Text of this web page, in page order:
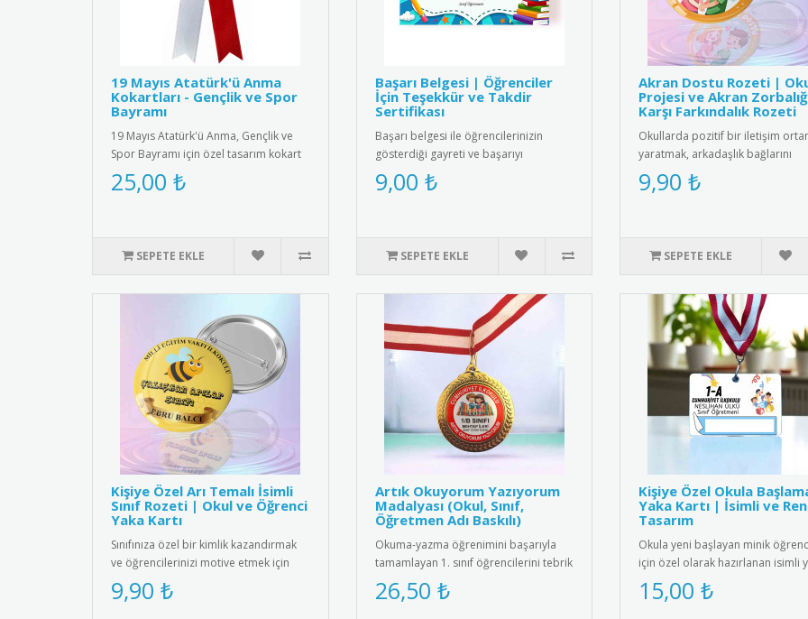
19 Mayıs Atatürk'ü Anma
Kokartları - Gençlik ve Spor
Bayramı
19 Mayıs Atatürk'ü Anma, Gençlik ve
Spor Bayramı için özel tasarım kokart
seti. Yüksek kaliteli meta..
25,00 ₺
SEPETE EKLE
Başarı Belgesi | Öğrenciler
İçin Teşekkür ve Takdir
Sertifikası
Başarı belgesi ile öğrencilerinizin
gösterdiği gayreti ve başarıyı
ödüllendirin. Eğitimde motivasyon..
9,00 ₺
SEPETE EKLE
Akran Dostu Rozeti |
Projesi ve Akran
Karşı Farkındalık Rozeti
Okullarda pozitif bir iletişim
yaratmak, arkadaşlık bağlarını
güçlendirmek ve akran zorbalığı..
9,90 ₺
SEPETE EKLE
Kişiye Özel Arı Temalı İsimli
Sınıf Rozeti | Okul ve Öğrenci
Yaka Kartı
Sınıfınıza özel bir kimlik kazandırmak
ve öğrencilerinizi motive etmek için
harika bir yol! Sevimli ..
9,90 ₺
Artık Okuyorum Yazıyorum
Madalyası (Okul, Sınıf,
Öğretmen Adı Baskılı)
Okuma-yazma öğrenimini başarıyla
tamamlayan 1. sınıf öğrencilerini tebrik
etmek için tasarlanmış öze..
26,50 ₺
Kişiye Özel Okula
Yaka Kartı | İsimli ve
Tasarım
Okula yeni başlayan minik
için özel olarak hazırlanan isimli
kartları ile okula başl..
15,00 ₺